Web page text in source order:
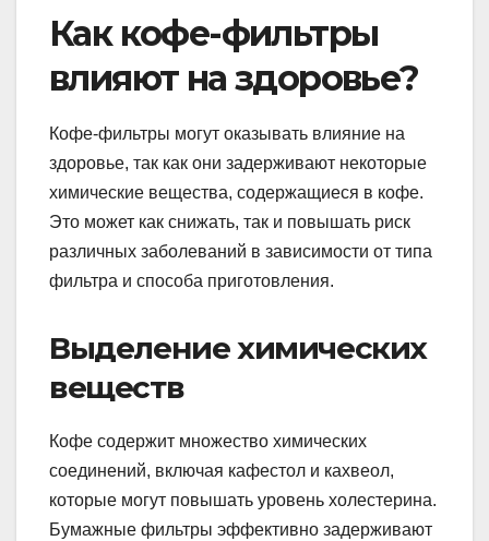
Как кофе-фильтры
влияют на здоровье?
Кофе-фильтры могут оказывать влияние на
здоровье, так как они задерживают некоторые
химические вещества, содержащиеся в кофе.
Это может как снижать, так и повышать риск
различных заболеваний в зависимости от типа
фильтра и способа приготовления.
Выделение химических
веществ
Кофе содержит множество химических
соединений, включая кафестол и кахвеол,
которые могут повышать уровень холестерина.
Бумажные фильтры эффективно задерживают